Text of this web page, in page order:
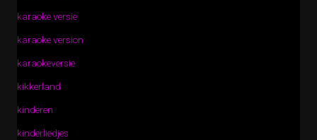
karaoke versie
karaoke version
karaokeversie
kikkerland
kinderen
kinderliedjes